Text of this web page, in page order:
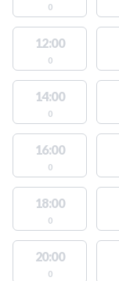
0
12:00
0
14:00
0
16:00
0
18:00
0
20:00
0